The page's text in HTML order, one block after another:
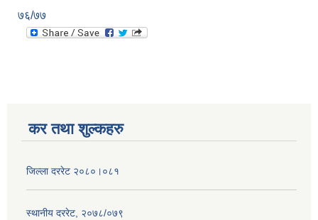
७६/७७
कर तथा शुल्कहरु
जिल्ला दररेट २०८०।०८१
स्थानीय दररेट, २०७८/०७९